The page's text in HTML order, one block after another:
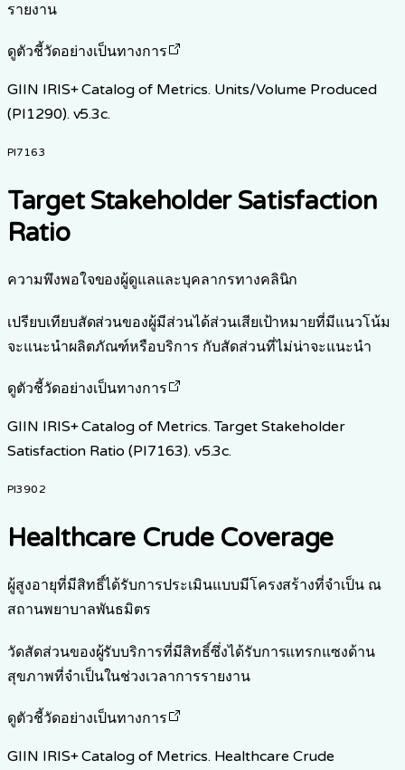
รายงาน
ดูตัวชี้วัดอย่างเป็นทางการ
GIIN IRIS+ Catalog of Metrics. Units/Volume Produced
(PI1290). v5.3c.
PI7163
Target Stakeholder Satisfaction
Ratio
ความพึงพอใจของผู้ดูแลและบุคลากรทางคลินิก
เปรียบเทียบสัดส่วนของผู้มีส่วนได้ส่วนเสียเป้าหมายที่มีแนวโน้ม
จะแนะนำผลิตภัณฑ์หรือบริการ กับสัดส่วนที่ไม่น่าจะแนะนำ
ดูตัวชี้วัดอย่างเป็นทางการ
GIIN IRIS+ Catalog of Metrics. Target Stakeholder
Satisfaction Ratio (PI7163). v5.3c.
PI3902
Healthcare Crude Coverage
ผู้สูงอายุที่มีสิทธิ์ได้รับการประเมินแบบมีโครงสร้างที่จำเป็น ณ
สถานพยาบาลพันธมิตร
วัดสัดส่วนของผู้รับบริการที่มีสิทธิ์ซึ่งได้รับการแทรกแซงด้าน
สุขภาพที่จำเป็นในช่วงเวลาการรายงาน
ดูตัวชี้วัดอย่างเป็นทางการ
GIIN IRIS+ Catalog of Metrics. Healthcare Crude